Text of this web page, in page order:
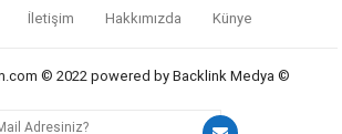
İletişim Hakkımızda Künye
© 2022 powered by Backlink Medya ©